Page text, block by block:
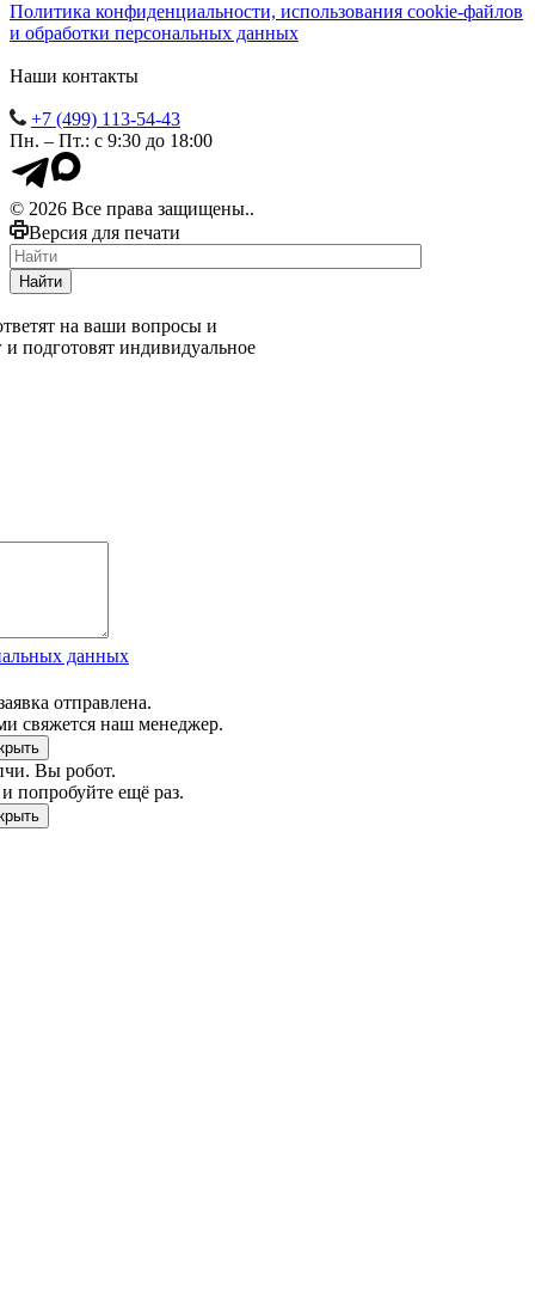
Политика конфиденциальности, использования сookie-файлов
и обработки персональных данных
Наши контакты
+7 (499) 113-54-43
Пн. – Пт.: с 9:30 до 18:00
© 2026 Все права защищены..
Версия для печати
Найти
на ваши вопросы и
и подготовят индивидуальное
данных
отправлена.
свяжется наш менеджер.
Вы робот.
попробуйте ещё раз.